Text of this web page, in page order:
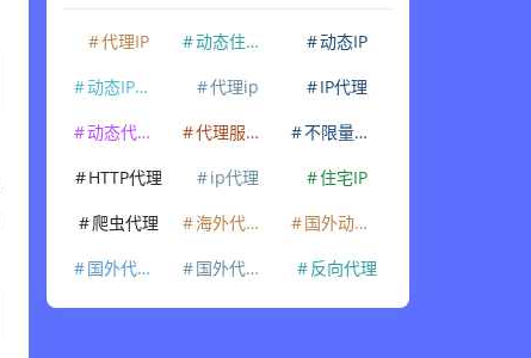
代理IP 动态住宅IP
动态IP
动态IP代理
代理ip
IP代理
动态代理IP
代理服务器
不限量代理IP
HTTP代理
ip代理
住宅IP
爬虫代理
海外代理ip
国外动态IP
国外代理IP
国外代理ip 反向代理